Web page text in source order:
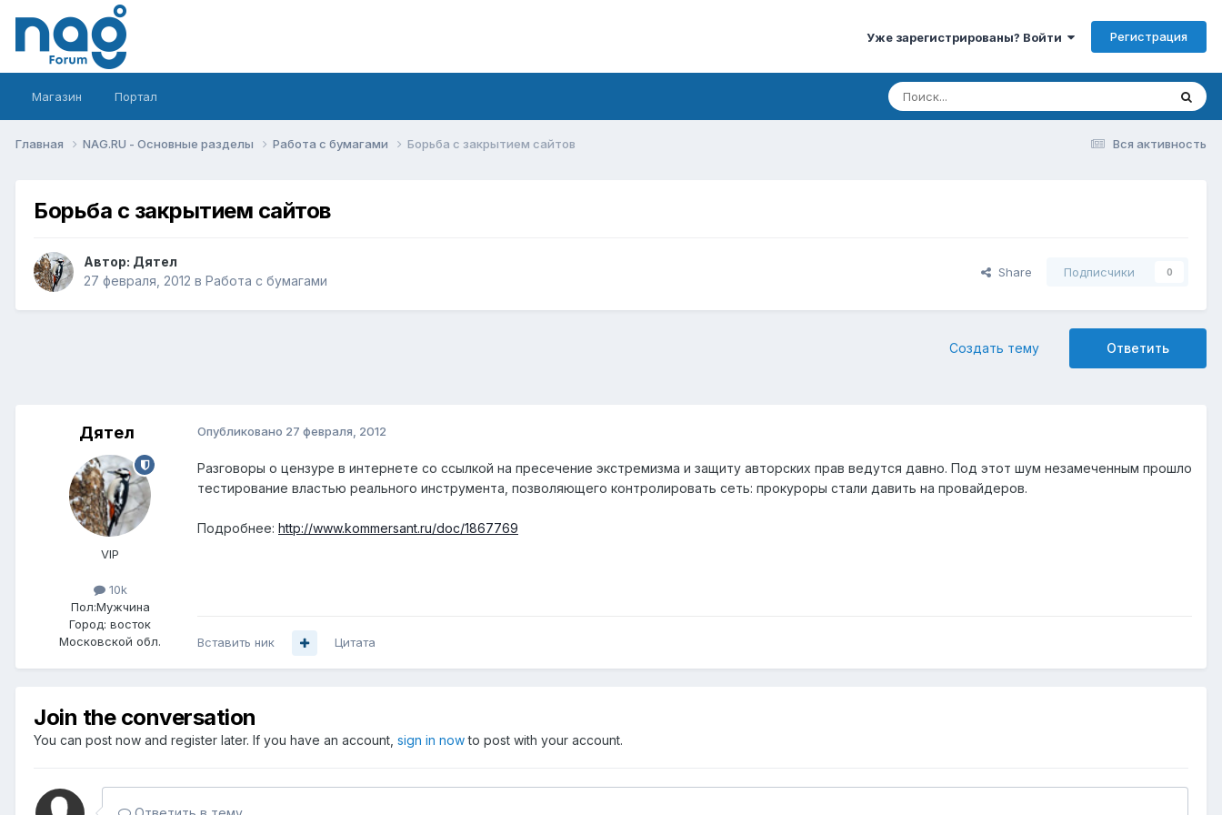
Уже зарегистрированы? Войти Регистрация
Магазин Портал
Вся активность
Главная NAG.RU - Основные разделы Работа с бумагами Борьба с закрытием сайтов
Борьба с закрытием сайтов
Автор: Дятел
27 февраля, 2012 в Работа с бумагами
Share Подписчики 0
Ответить
Создать тему
Дятел
VIP
10k
Пол:Мужчина
Город: восток
Московской обл.
Опубликовано 27 февраля, 2012
Разговоры о цензуре в интернете со ссылкой на пресечение экстремизма и защиту авторских прав ведутся давно. Под этот шум незамеченным прошло
тестирование властью реального инструмента, позволяющего контролировать сеть: прокуроры стали давить на провайдеров.
Подробнее: http://www.kommersant.ru/doc/1867769
Вставить ник Цитата
Join the conversation
You can post now and register later. If you have an account, sign in nowto post with your account.